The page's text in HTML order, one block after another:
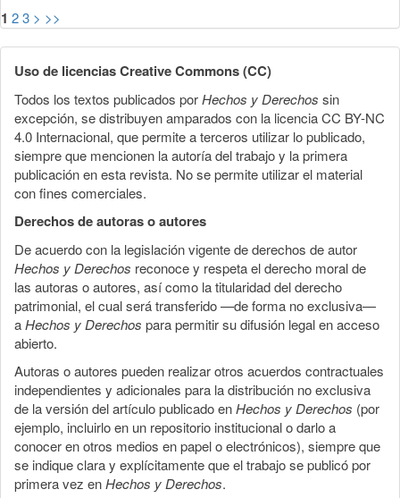
1 23 > >>
Uso de licencias Creative Commons (CC)
Todos los textos publicados porHechos y Derechos sin
excepción, se distribuyen amparados con la licencia CC BY-NC
4.0 Internacional, que permite a terceros utilizar lo publicado,
siempre que mencionen la autoría del trabajo y la primera
publicación en esta revista. No se permite utilizar el material
con fines comerciales.
Derechos de autoras o autores
De acuerdo con la legislación vigente de derechos de autor
Hechos y Derechos reconoce y respeta el derecho moral de
las autoras o autores, así como la titularidad del derecho
patrimonial, el cual será transferido —de forma no exclusiva—
aHechos y Derechos para permitir su difusión legal en acceso
abierto.
Autoras o autores pueden realizar otros acuerdos contractuales
independientes y adicionales para la distribución no exclusiva
de la versión del artículo publicado enHechos y Derechos (por
ejemplo, incluirlo en un repositorio institucional o darlo a
conocer en otros medios en papel o electrónicos), siempre que
se indique clara y explícitamente que el trabajo se publicó por
primera vez enHechos y Derechos.